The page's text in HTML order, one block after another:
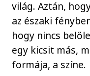
világ. Aztán,
az északi
hogy nincs
egy kicsit más,
formája, a színe.